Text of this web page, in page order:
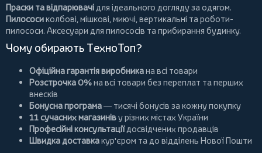
Праски та відпарювачідля ідеального догляду за одягом.
Пилососиколбові,мішкові,миючі,вертикальні тароботи-
пилососи. Аксесуари для пилососів та прибирання будинку.
Чому обирають ТехноТоп?
Офіційна гарантія виробникана всі товари
Розстрочка 0%на всі товари без переплат та перших
внесків
Бонусна програма— тисячі бонусів за кожну покупку
11 сучасних магазиніву різних містах України
Професійні консультаціїдосвідчених продавців
Швидка доставкакур'єром та до відділень Нової Пошти